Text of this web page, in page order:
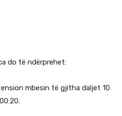
do të ndërprehet:
mbesin të gjitha daljet 10